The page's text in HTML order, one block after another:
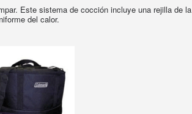
Este sistema de cocción incluye una rejilla de la
del calor.